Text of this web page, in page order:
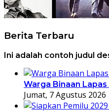
Berita Terbaru
Ini adalah contoh judul
Warga Binaan
Jumat, 7 Agustus 2026